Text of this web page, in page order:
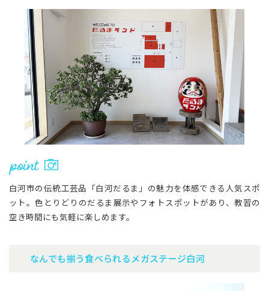
白河市の伝統工芸品「白河だるま」の魅力を体感できる人気スポ
ット。色とりどりのだるま展示やフォトスポットがあり、教習の
空き時間にも気軽に楽しめます。
なんでも揃う食べられるメガステージ白河